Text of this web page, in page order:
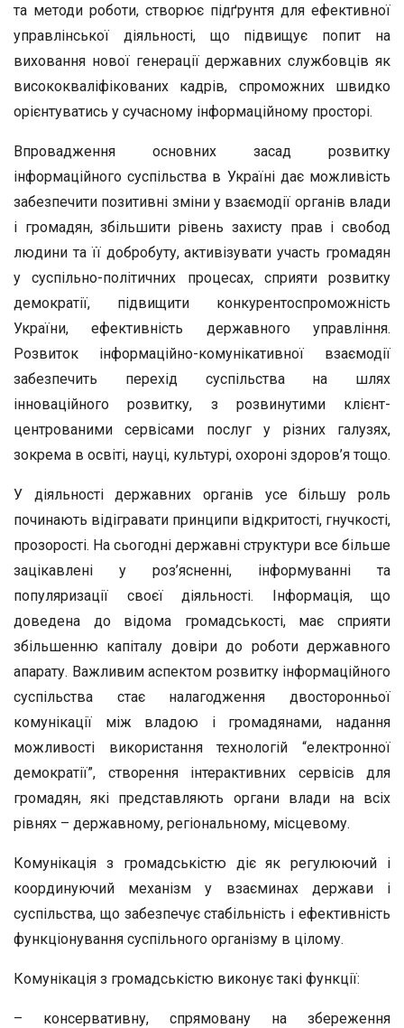
та методи роботи, створює підґрунтя для ефективної
управлінської діяльності, що підвищує попит на
виховання нової генерації державних службовців як
висококваліфікованих кадрів, спроможних швидко
орієнтуватись у сучасному інформаційному просторі.
Впровадження основних засад розвитку
інформаційного суспільства в Україні дає можливість
забезпечити позитивні зміни у взаємодії органів влади
і громадян, збільшити рівень захисту прав і свобод
людини та її добробуту, активізувати участь громадян
у суспільно-політичних процесах, сприяти розвитку
демократії, підвищити конкурентоспроможність
України, ефективність державного управління.
Розвиток інформаційно-комунікативної взаємодії
забезпечить перехід суспільства на шлях
інноваційного розвитку, з розвинутими клієнт-
центрованими сервісами послуг у різних галузях,
зокрема в освіті, науці, культурі, охороні здоров’я тощо.
У діяльності державних органів усе більшу роль
починають відігравати принципи відкритості, гнучкості,
прозорості. На сьогодні державні структури все більше
зацікавлені у роз’ясненні, інформуванні та
популяризації своєї діяльності. Інформація, що
доведена до відома громадськості, має сприяти
збільшенню капіталу довіри до роботи державного
апарату. Важливим аспектом розвитку інформаційного
суспільства стає налагодження двосторонньої
комунікації між владою і громадянами, надання
можливості використання технологій “електронної
демократії”, створення інтерактивних сервісів для
громадян, які представляють органи влади на всіх
рівнях – державному, регіональному, місцевому.
Комунікація з громадськістю діє як регулюючий і
координуючий механізм у взаєминах держави і
суспільства, що забезпечує стабільність і ефективність
функціонування суспільного організму в цілому.
Комунікація з громадськістю виконує такі функції:
– консервативну, спрямовану на збереження